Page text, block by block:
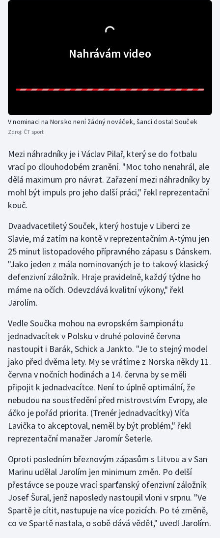
Motorsport
Parasport
Plavání
Plážový volejbal
Ragby
Rychlobruslení
Rychlostní kanoistika
Short track
Sportovní střelba
Stolní tenis
Triatlon
Veslování
Vodní slalom
Volejbal
Ostatní
Nahrávám video
V nominaci na Norsko není žádný nováček, šanci dostal Souček
Zdroj: ČT sport
Mezi náhradníky je i Václav Pilař, který se do fotbalu
vrací po dlouhodobém zranění. "Moc toho nenahrál, ale
dělá maximum pro návrat. Zařazení mezi náhradníky by
mohl být impuls pro jeho další práci," řekl reprezentační
kouč.
Dvaadvacetiletý Souček, který hostuje v Liberci ze
Slavie, má zatím na kontě v reprezentačním A-týmu jen
25 minut listopadového přípravného zápasu s Dánskem.
"Jako jeden z mála nominovaných je to takový klasický
defenzivní záložník. Hraje pravidelně, každý týdne ho
máme na očích. Odevzdává kvalitní výkony," řekl
Jarolím.
Vedle Součka mohou na evropském šampionátu
jednadvacítek v Polsku v druhé polovině června
nastoupit i Barák, Schick a Jankto. "Je to stejný model
jako před dvěma lety. My se vrátíme z Norska někdy 11.
června v nočních hodinách a 14. června by se měli
připojit k jednadvacítce. Není to úplně optimální, že
nebudou na soustředění před mistrovstvím Evropy, ale
áčko je pořád priorita. (Trenér jednadvacítky) Víťa
Lavička to akceptoval, neměl by být problém," řekl
reprezentační manažer Jaromír Šeterle.
Oproti posledním březnovým zápasům s Litvou a v San
Marinu udělal Jarolím jen minimum změn. Po delší
přestávce se pouze vrací sparťanský ofenzivní záložník
Josef Šural, jenž naposledy nastoupil vloni v srpnu. "Ve
Spartě je cítit, nastupuje na více pozicích. Po té změně,
co ve Spartě nastala, o sobě dává vědět," uvedl Jarolím.